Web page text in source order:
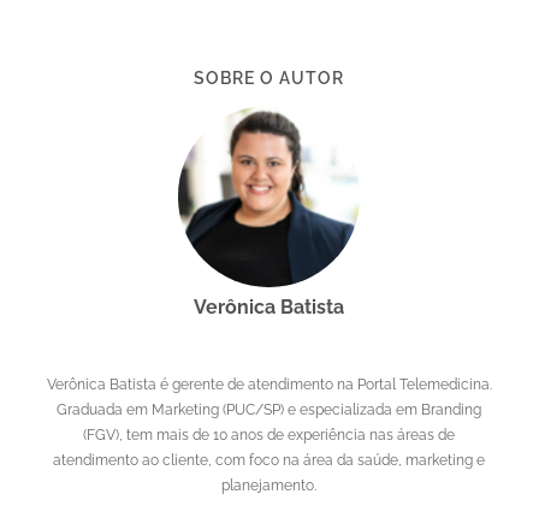
SOBRE O AUTOR
Verônica Batista
Verônica Batista é gerente de atendimento na Portal Telemedicina.
Graduada em Marketing (PUC/SP) e especializada em Branding
(FGV), tem mais de 10 anos de experiência nas áreas de
atendimento ao cliente, com foco na área da saúde, marketing e
planejamento.